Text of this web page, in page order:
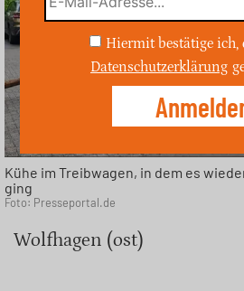
Kühe im Treibwagen, in dem es
ging
Foto: Presseportal.de
Wolfhagen (ost)
Hiermit bestätige ich,
Datenschutzerklärung